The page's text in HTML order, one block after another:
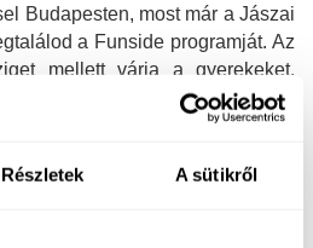
Részletek A sütikről
Budapesten, most már a Jászai
a Funside programját. Az
mellett várja a gyerekeket,
és szakmai minőséggel,
évek óta sikeressé teszi.
és biztonságos környezet –
központi budapesti